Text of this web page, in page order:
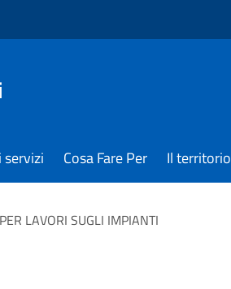
servizi Cosa Fare Per Il territorio
LAVORI SUGLI IMPIANTI